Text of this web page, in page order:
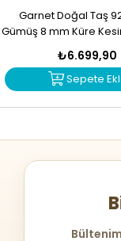
Garnet Doğal Taş
Gümüş 8 mm Küre
₺6.699,90
Sepete